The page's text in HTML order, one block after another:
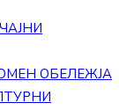
ОБЕЛЕЖЈА